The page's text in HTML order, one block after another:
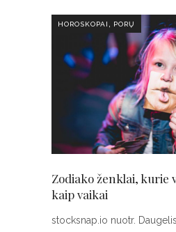
HOROSKOPAI PORŲ
Zodiako ženklai, kurie
kaip vaikai
stocksnap.io nuotr.